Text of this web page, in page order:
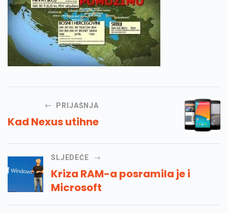
PRIJAŠNJA
Kad Nexus utihne
SLJEDEĆE
Kriza RAM-a posramila je i
Microsoft